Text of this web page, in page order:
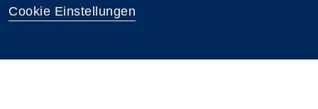
Cookie Einstellungen